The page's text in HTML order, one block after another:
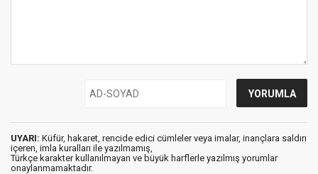
UYARI: Küfür, hakaret, rencide edici cümleler veya imalar, inançlara saldırı
içeren, imla kuralları ile yazılmamış,
Türkçe karakter kullanılmayan ve büyük harflerle yazılmış yorumlar
onaylanmamaktadır.